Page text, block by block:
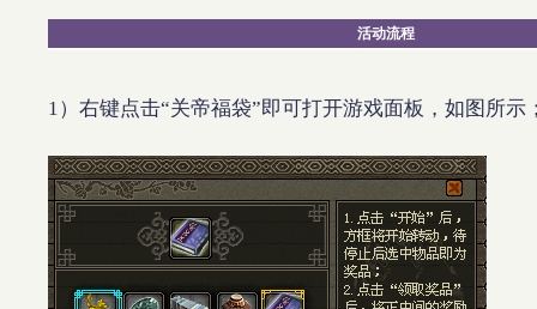
活动流程
1）右键点击“关帝福袋”即可打开游戏面板，如图所示